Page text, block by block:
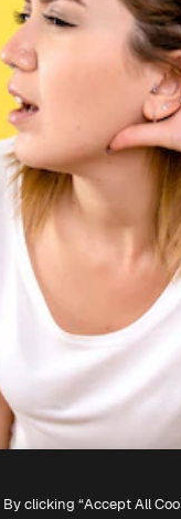
By clicking “Accept All